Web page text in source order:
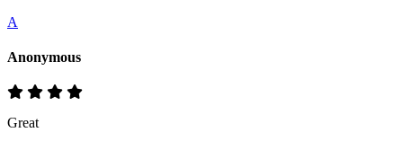
A
Anonymous
Great